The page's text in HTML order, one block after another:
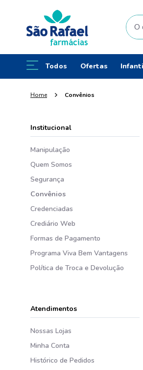
O
Todos Ofertas
Home Convênios
Institucional
Manipulação
Quem Somos
Segurança
Convênios
Credenciadas
Crediário Web
Formas de Pagamento
Programa Viva Bem Vantagens
Política de Troca e Devolução
Atendimentos
Nossas Lojas
Minha Conta
Histórico de Pedidos